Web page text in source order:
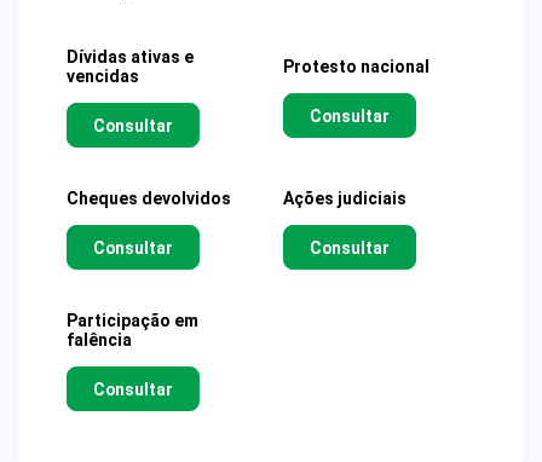
Dívidas ativas e
vencidas
Consultar
Protesto nacional
Consultar
Cheques devolvidos
Consultar
Ações judiciais
Consultar
Participação em
falência
Consultar